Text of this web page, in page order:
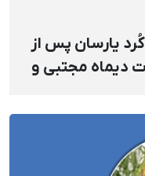
یارسان پس از
دیماه مجتبی و